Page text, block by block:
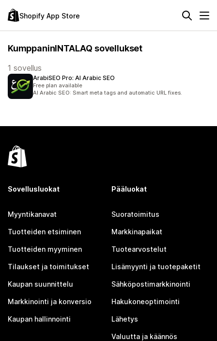
Shopify App Store
KumppaninINTALAQ sovellukset
1 sovellus
ArabiSEO Pro: AI Arabic SEO
Free plan available
AI Arabic SEO: Smart meta tags and automatic URL fixes.
Sovellusluokat
Myyntikanavat
Tuotteiden etsiminen
Tuotteiden myyminen
Tilaukset ja toimitukset
Kaupan suunnittelu
Markkinointi ja konversio
Kaupan hallinnointi
Pääluokat
Suoratoimitus
Markkinapaikat
Tuotearvostelut
Lisämyynti ja tuotepaketit
Sähköpostimarkkinointi
Hakukoneoptimointi
Lähetys
Valuutta ja käännös